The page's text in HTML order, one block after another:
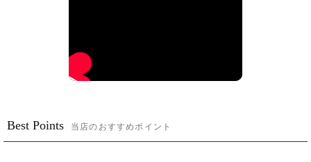
Best Points 当店のおすすめポイント